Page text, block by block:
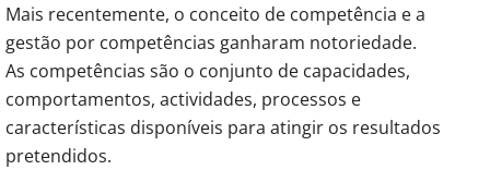
Mais recentemente, o conceito de competência e a
gestão por competências ganharam notoriedade.
As competências são o conjunto de capacidades,
comportamentos, actividades, processos e
características disponíveis para atingir os resultados
pretendidos.